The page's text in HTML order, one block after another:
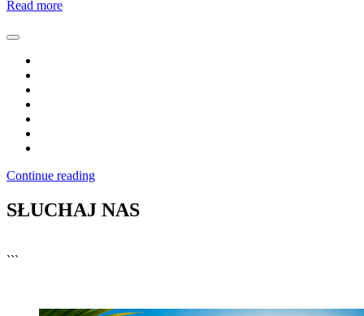
Read more
Continue reading
SŁUCHAJ NAS
```